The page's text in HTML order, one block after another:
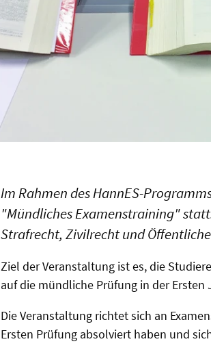
Im Rahmen des HannES-
"Mündliches Examenstraining"
Strafrecht, Zivilrecht und
Ziel der Veranstaltung ist es, die
auf die mündliche Prüfung in der
Die Veranstaltung richtet sich an
Ersten Prüfung absolviert haben und